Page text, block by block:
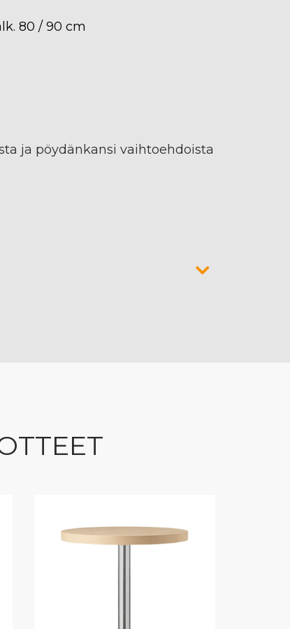
80 / 90 cm
ja pöydänkansi vaihtoehdoista